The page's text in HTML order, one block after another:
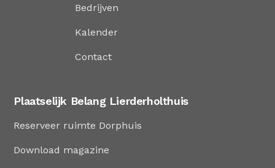
Bedrijven
Kalender
Contact
Plaatselijk Belang Lierderholthuis
Reserveer ruimte Dorphuis
Download magazine